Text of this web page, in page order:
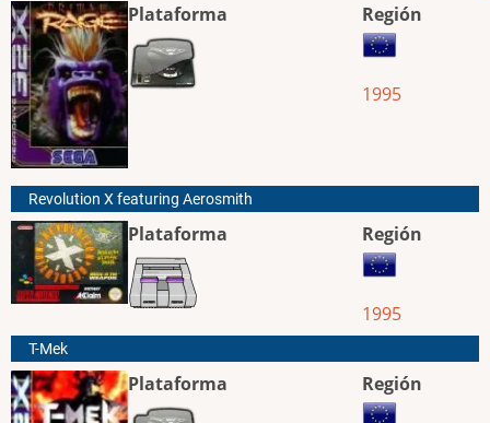
Plataforma Región
1995
Revolution X featuring Aerosmith
Plataforma Región
1995
T-Mek
Plataforma Región